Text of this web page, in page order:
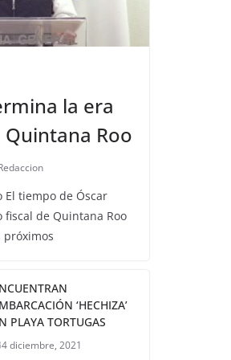
la era
Quintana Roo
El tiempo de Óscar
fiscal de Quintana Roo
próximos
‘HECHIZA’
PLAYA TORTUGAS
4 diciembre, 2021